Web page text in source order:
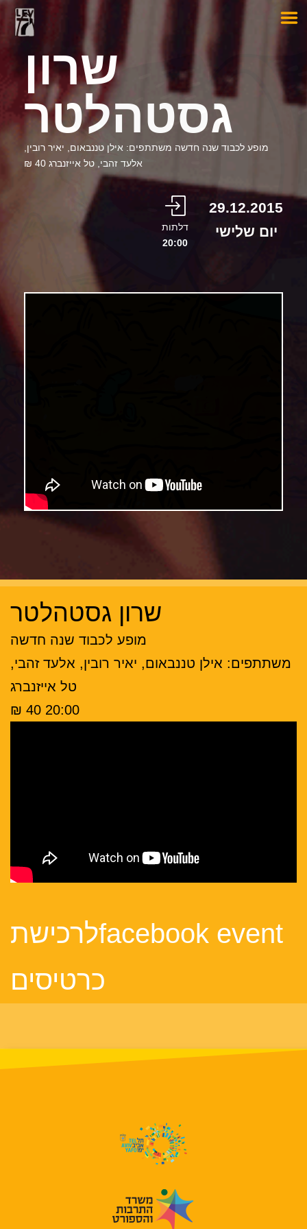
שרון
גסטהלטר
מופע לכבוד שנה חדשה משתתפים: אילן טננבאום, יאיר רובין,
אלעד זהבי, טל אייזנברג 40 ₪
29.12.2015
יום שלישי
דלתות
20:00
שרון גסטהלטר
מופע לכבוד שנה חדשה
משתתפים: אילן טננבאום, יאיר רובין, אלעד זהבי,
טל אייזנברג
20:00 40 ₪
facebook eventלרכישת
כרטיסים